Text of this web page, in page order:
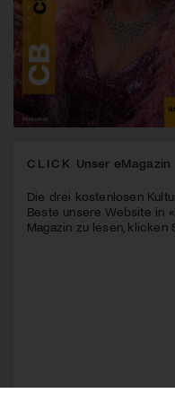
CLICK Unser eMagazin
Die drei kostenlosen
Beste unsere Website in
Magazin zu lesen,